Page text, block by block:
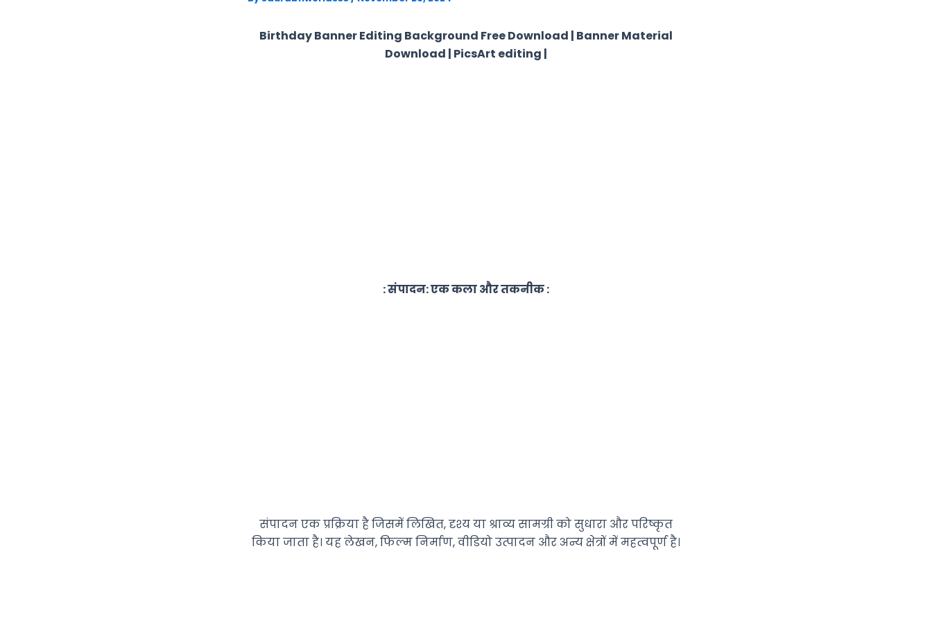
Birthday Banner Editing Background Free Download | Banner Material
Download | PicsArt editing |
: संपादन: एक कला और तकनीक :
संपादन एक प्रक्रिया है जिसमें लिखित, दृश्य या श्राव्य सामग्री को सुधारा और परिष्कृत
किया जाता है। यह लेखन, फिल्म निर्माण, वीडियो उत्पादन और अन्य क्षेत्रों में महत्वपूर्ण है।